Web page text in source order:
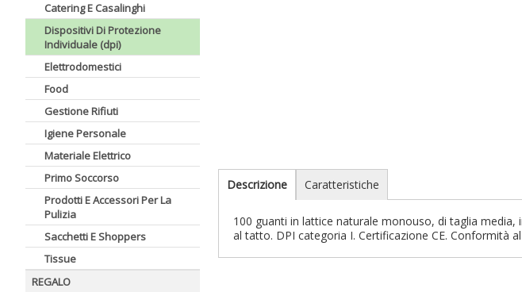
Catering E Casalinghi
Dispositivi Di Protezione
Individuale (dpi)
Elettrodomestici
Food
Gestione Rifiuti
Igiene Personale
Materiale Elettrico
Primo Soccorso
Prodotti E Accessori Per La
Pulizia
Sacchetti E Shoppers
Tissue
REGALO
Descrizione Caratteristiche
100 guanti in lattice naturale monouso, di taglia
al tatto. DPI categoria I. Certificazione CE. Conformità